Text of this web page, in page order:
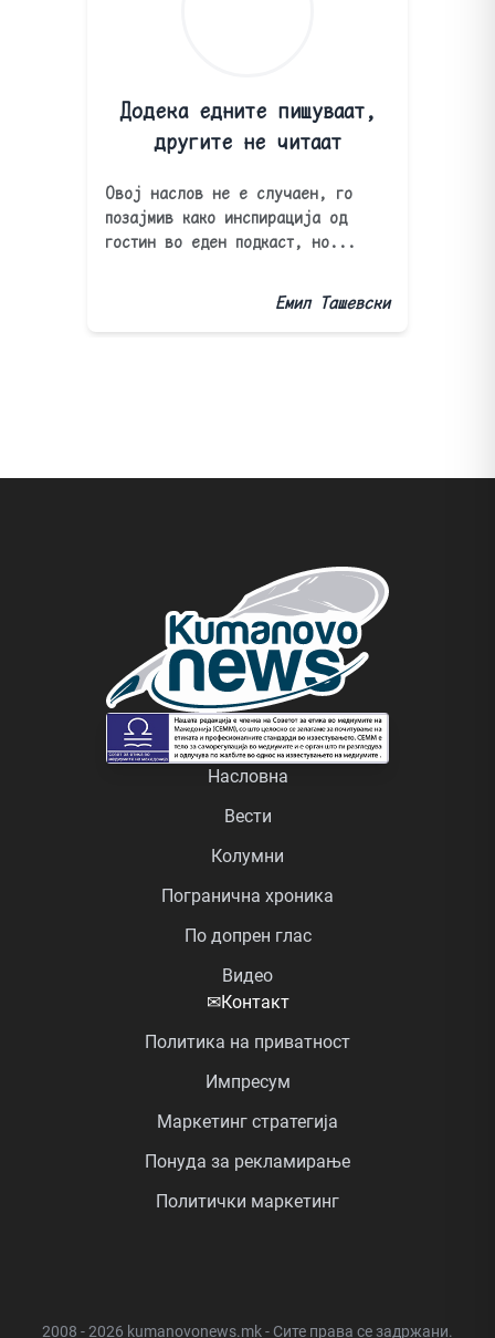
Додека едните пишуваат,
другите не читаат
Овој наслов не е случаен, го
позајмив како инспирација од
гостин во еден подкаст, но...
Емил Ташевски
Насловна
Вести
Колумни
Погранична хроника
По допрен глас
Видео
✉Контакт
Политика на приватност
Импресум
Маркетинг стратегија
Понуда за рекламирање
Политички маркетинг
2008 - 2026 kumanovonews.mk - Сите права се задржани.